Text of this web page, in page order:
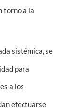
torno a la
sistémica, se
para
a los
efectuarse